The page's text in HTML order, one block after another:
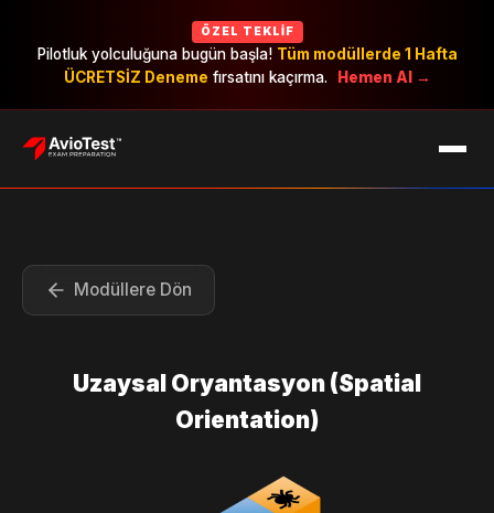
ÖZEL TEKLIF
Pilotluk yolculuğuna bugün başla! Tüm modüllerde 1 Hafta
ÜCRETSİZ Deneme fırsatını kaçırma. Hemen Al →
Modüllere Dön
Uzaysal Oryantasyon (Spatial
Orientation)